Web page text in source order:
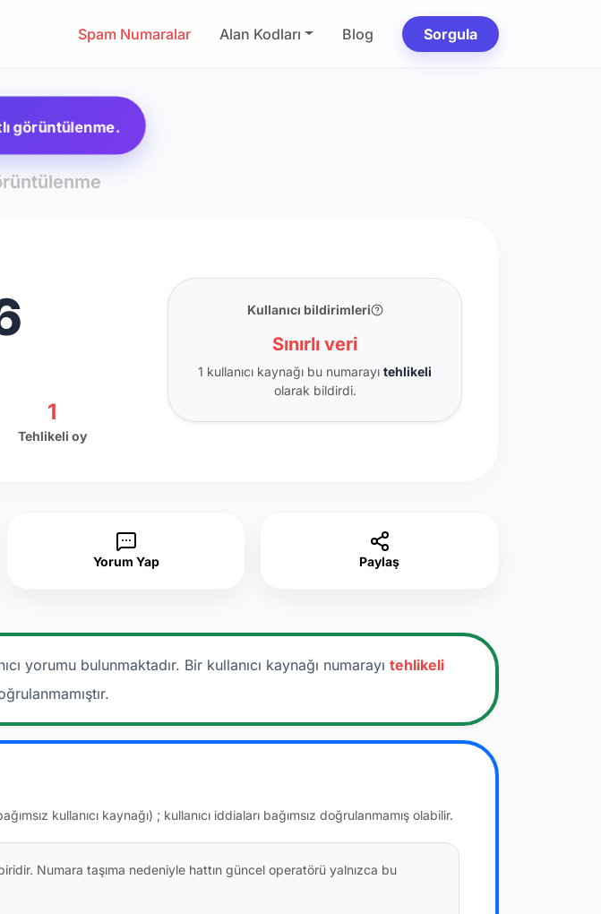
Spam Numaralar Alan Kodları Blog Sorgula
görüntülenme.
1
Tehlikeli oy
Kullanıcı bildirimleri
Sınırlı veri
1 kullanıcı kaynağı bu numarayıtehlikeli
olarak bildirdi.
Yorum Yap Paylaş
yorumu bulunmaktadır. Bir kullanıcı kaynağı numarayı tehlikeli
kullanıcı kaynağı) ; kullanıcı iddiaları bağımsız doğrulanmamış olabilir.
Numara taşıma nedeniyle hattın güncel operatörü yalnızca bu